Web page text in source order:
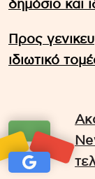
δημόσιο και
Προς
ιδιωτικό